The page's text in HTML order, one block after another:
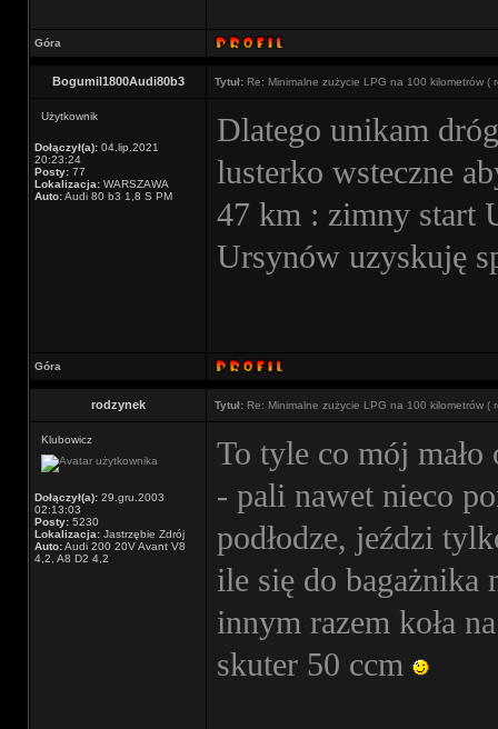
Góra
Bogumil1800Audi80b3 Tytuł: Re: Minimalne zużycie LPG na 100 kilometrów (
Użytkownik
Dołączył(a): 04.lip.2021
20:23:24
Posty: 77
Lokalizacja: WARSZAWA
Auto:Audi 80 b3 1,8 S PM
Dlatego unikam
lusterko wsteczne
47 km : zimny start
Ursynów uzyskuję
Góra
rodzynek Tytuł: Re: Minimalne zużycie LPG na 100 kilometrów (
Klubowicz
Dołączył(a): 29.gru.2003
02:13:03
Posty: 5230
Lokalizacja: Jastrzębie Zdrój
Auto:Audi 200 20V Avant V8
4,2, A8 D2 4,2
To tyle co mój
- pali nawet nieco
podłodze, jeździ
ile się do bagażnika
innym razem koła
skuter 50 ccm